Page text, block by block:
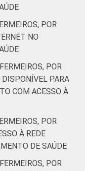
POR
NO
POR
PARA
COM ACESSO À
POR
À REDE
DE SAÚDE
POR